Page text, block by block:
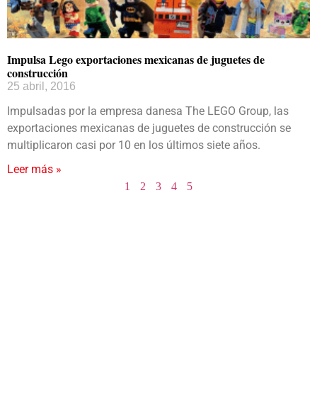
Impulsa Lego exportaciones mexicanas de juguetes de
construcción
25 abril, 2016
Impulsadas por la empresa danesa The LEGO Group, las
exportaciones mexicanas de juguetes de construcción se
multiplicaron casi por 10 en los últimos siete años.
Leer más »
1 2 3 4 5